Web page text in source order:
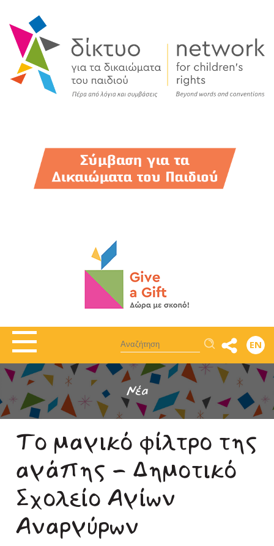
Αναζήτηση EN
Νέα
Το μαγικό φίλτρο της
αγάπης - Δημοτικό
Σχολείο Αγίων
Αναργύρων